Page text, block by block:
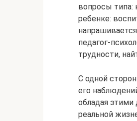
вопросы типа:
ребенке:
педагог-
трудности,
С одной
его
обладая
реальной